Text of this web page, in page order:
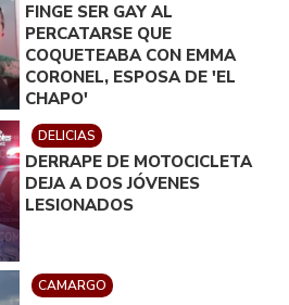
FINGE SER GAY AL
PERCATARSE QUE
COQUETEABA CON EMMA
CORONEL, ESPOSA DE 'EL
CHAPO'
DELICIAS
DERRAPE DE MOTOCICLETA
DEJA A DOS JÓVENES
LESIONADOS
CAMARGO